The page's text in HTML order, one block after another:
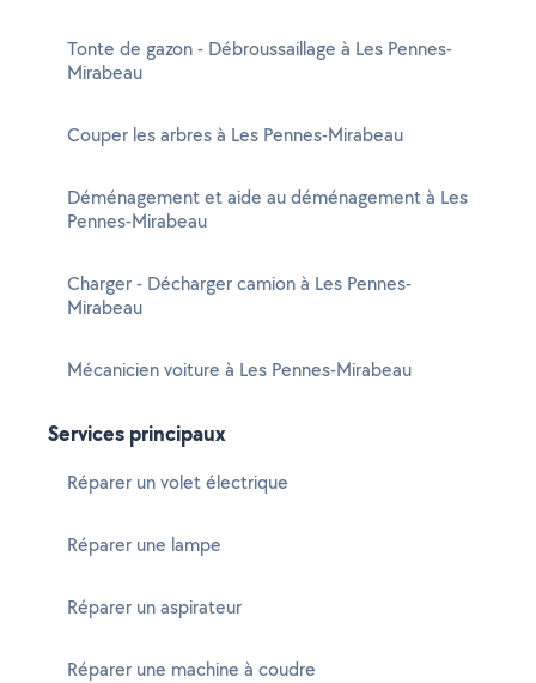
Tonte de gazon - Débroussaillage à Les Pennes-
Mirabeau
Couper les arbres à Les Pennes-Mirabeau
Déménagement et aide au déménagement à Les
Pennes-Mirabeau
Charger - Décharger camion à Les Pennes-
Mirabeau
Mécanicien voiture à Les Pennes-Mirabeau
Services principaux
Réparer un volet électrique
Réparer une lampe
Réparer un aspirateur
Réparer une machine à coudre